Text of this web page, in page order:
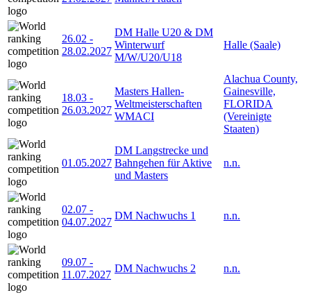
26.02 -
28.02.2027
DM Halle U20 & DM
Winterwurf
M/W/U20/U18
Halle (Saale)
18.03 -
26.03.2027
Masters Hallen-
Weltmeisterschaften
WMACI
Alachua County,
Gainesville,
FLORIDA
(Vereinigte
Staaten)
01.05.2027
DM Langstrecke und
Bahngehen für Aktive
und Masters
n.n.
02.07 -
04.07.2027
DM Nachwuchs 1 n.n.
09.07 -
11.07.2027
DM Nachwuchs 2 n.n.